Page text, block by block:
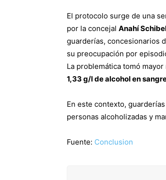
El protocolo surge de una
por la concejal Anahí
guarderías, concesionarios
su preocupación por
La problemática tomó
1,33 g/l de alcohol en
En este contexto,
personas alcoholizadas y
Fuente: Conclusion